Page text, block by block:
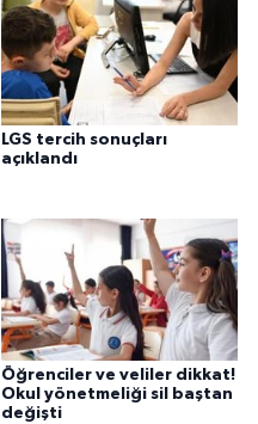
LGS tercih sonuçları
açıklandı
Öğrenciler ve veliler dikkat!
Okul yönetmeliği sil baştan
değişti